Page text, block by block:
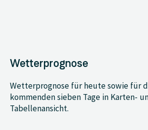
Wetterprognose
Wetterprognose für heute sowie für
kommenden sieben Tage in Karten-
Tabellenansicht.